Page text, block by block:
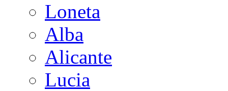
Loneta
Alba
Alicante
Lucia